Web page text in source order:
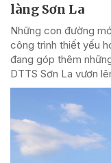
làng Sơn La
Những con đường
công trình thiết yếu
đang góp thêm
DTTS Sơn La vươn